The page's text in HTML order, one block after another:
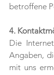
betroffene
4.
Die
Angaben,
mit uns